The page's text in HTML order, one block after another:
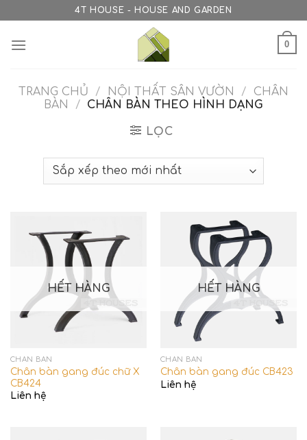
to
content
4T HOUSE - HOUSE AND GARDEN
0
TRANG CHỦ / NỘI THẤT SÂN VƯỜN /
CHÂN
BÀN
/ CHÂN BÀN THEO HÌNH DẠNG
LỌC
HẾT HÀNG
CHÂN BÀN
Chân bàn gang đúc chữ X
CB424
Liên hệ
HẾT HÀNG
CHÂN BÀN
Chân bàn gang đúc CB423
Liên hệ